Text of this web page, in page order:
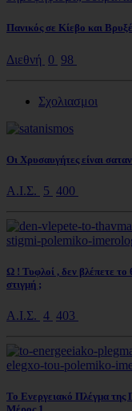
Πανικός σε Κίεβο και
Διεθνή 0 98
Σχολιασμοι
Οι Χρυσαυγήτες είναι
Α.Ι.Σ. 5 400
Ω ! Τυφλοί , δεν βλέπετε το
στιγμή ;
Α.Ι.Σ. 4 403
Το Ενεργειακό Πλέγμα της